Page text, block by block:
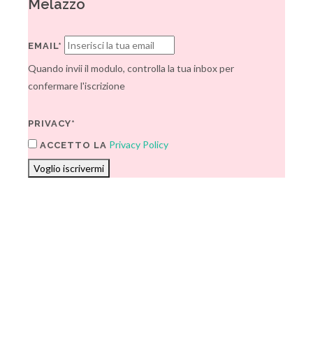
Melazzo
EMAIL*
Quando invii il modulo, controlla la tua inbox per
confermare l'iscrizione
PRIVACY*
ACCETTO LA Privacy Policy
Voglio iscrivermi